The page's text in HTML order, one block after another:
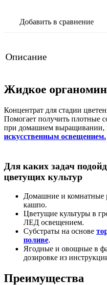
Добавить в сравнение
Описание
Жидкое
Концентрат для стадии
Помогает получить плотные
при домашнем выращивании,
искусственным освещением.
Для каких задач
цветущих культур
Домашние и комнатные
кашпо.
Цветущие культуры в
ЛЕД освещением.
Субстраты на основе
поливе.
Ягодные и овощные в
дозировке из
Преимущества